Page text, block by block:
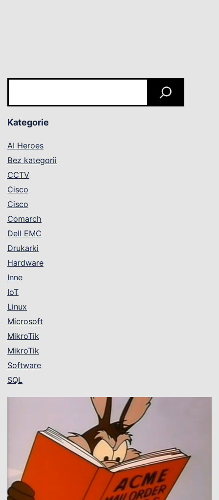
Kategorie
AI Heroes
Bez kategorii
CCTV
Cisco
Cisco
Comarch
Dell EMC
Drukarki
Hardware
Inne
IoT
Linux
Microsoft
MikroTik
MikroTik
Software
SQL